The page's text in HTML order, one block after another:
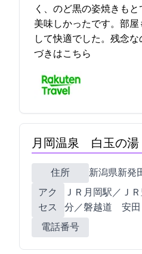
く、のど黒の姿焼きも
美味しかったです。部屋も
して快適でした。残念なのはエメラ
づきはこちら
月岡温泉 白玉の
住所
新潟県新発
アク
セス
ＪＲ月岡駅／Ｊ
分／磐越道 安田
電話番号